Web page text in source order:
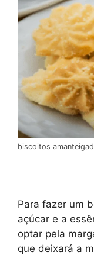
biscoitos
Para fazer um
açúcar e a
optar pela
que deixará a